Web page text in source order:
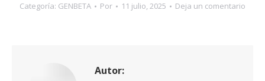
Categoría: GENBETA Por 11 julio, 2025 Deja un comentario
Autor: